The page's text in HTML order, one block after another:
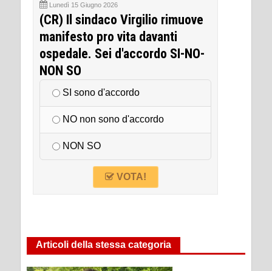
Lunedì 15 Giugno 2026
(CR) Il sindaco Virgilio rimuove
manifesto pro vita davanti
ospedale. Sei d'accordo SI-NO-
NON SO
SI sono d'accordo
NO non sono d'accordo
NON SO
VOTA!
Articoli della stessa categoria